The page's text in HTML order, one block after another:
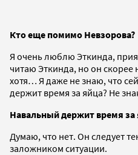
Кто еще помимо Невзорова?
Я очень люблю Эткинда,
читаю Эткинда, но он скорее
хотя… Я даже не знаю, что
держит время за яйца? Не
Навальный держит время за
Думаю, что нет. Он следует
заложником ситуации.